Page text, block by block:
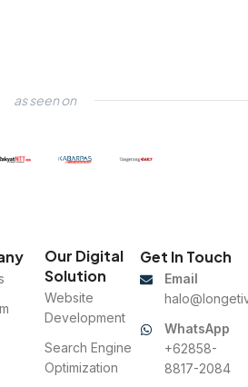
as seen on
Our Digital
Solution
Website
Development
Search Engine
Optimization
Get In Touch
Email
WhatsApp
+62858-
8817-2084